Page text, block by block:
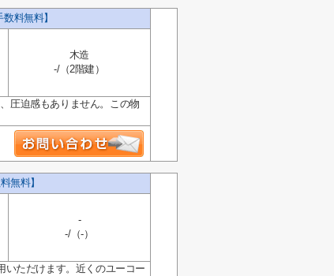
料無料】
木造
-/（2階建）
圧迫感もありません。この物
無料】
-
-/（-）
いただけます。近くのユーコー